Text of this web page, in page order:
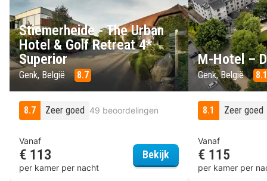
Stiemerheide - The Urban
Hotel & Golf Retreat 4*
Superior
Genk, België 8.7
8.7 Zeer goed 49 beoordelingen
Vanaf
€ 113
per kamer per nacht
Bekijk Stiemerheide - The
M-Hotel –
Genk, België 8.1
8.1 Zeer goed
Vanaf
€ 115
per kamer per